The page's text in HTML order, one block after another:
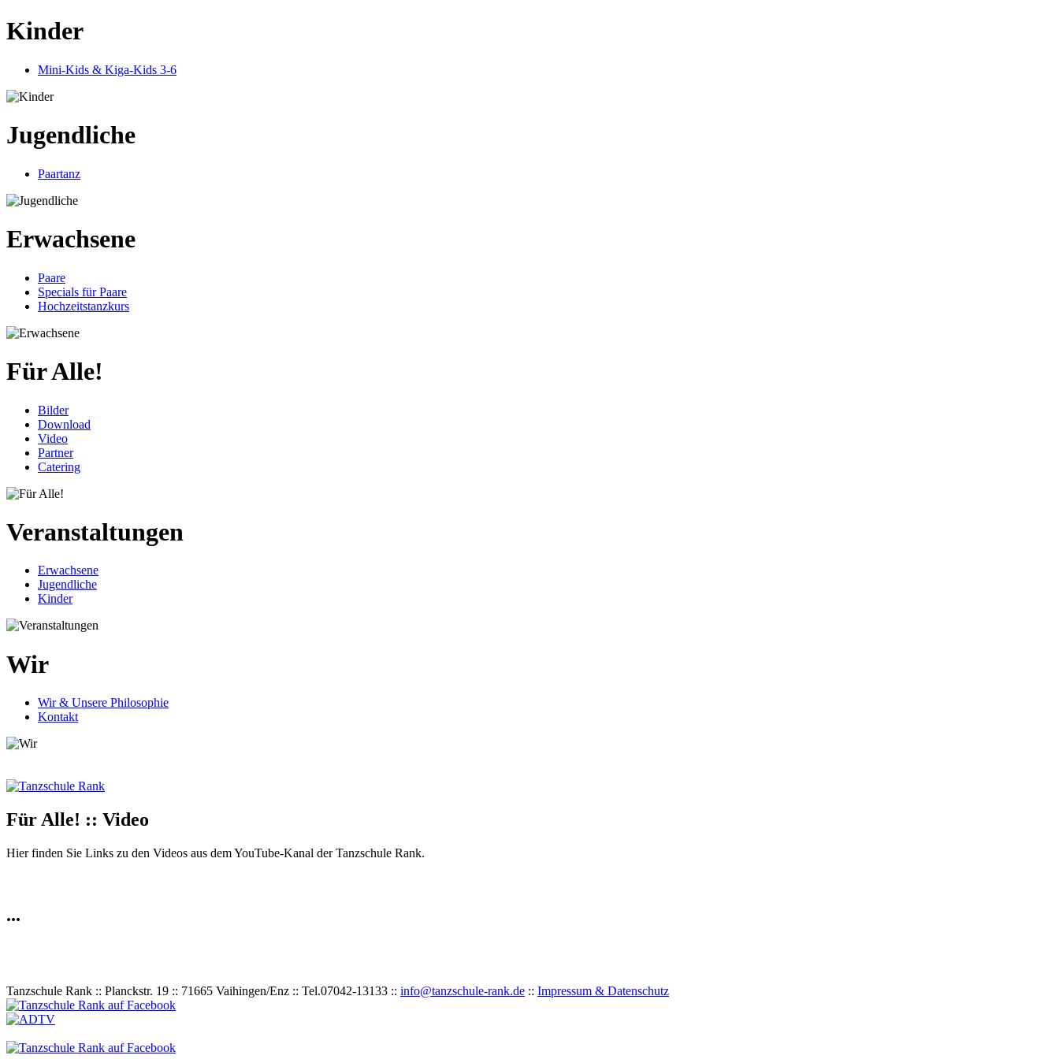
Kinder
Mini-Kids & Kiga-Kids 3-6
Jugendliche
Paartanz
Erwachsene
Paare
Specials für Paare
Hochzeitstanzkurs
Für Alle!
Bilder
Download
Video
Partner
Catering
Veranstaltungen
Erwachsene
Jugendliche
Kinder
Wir
Wir & Unsere Philosophie
Kontakt
Für Alle! :: Video
Hier finden Sie Links zu den Videos aus dem YouTube-Kanal der Tanzschule Rank.
...
Tanzschule Rank :: Planckstr. 19 :: 71665 Vaihingen/Enz :: Tel.07042-13133 :: info@tanzschule-rank.de :: Impressum & Datenschutz